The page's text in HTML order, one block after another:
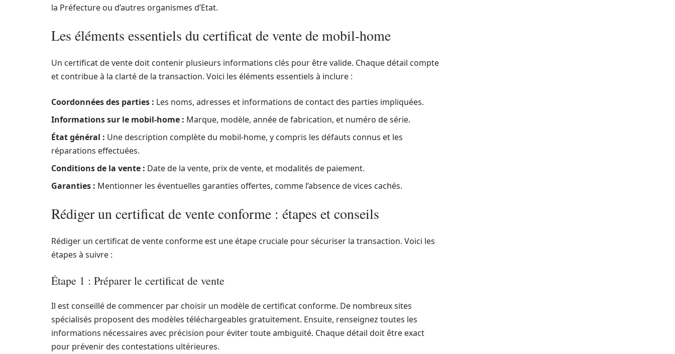
la Préfecture ou d’autres organismes d’Etat.
Les éléments essentiels du certificat de vente de mobil-home
Un certificat de vente doit contenir plusieurs informations clés pour être valide. Chaque détail compte
et contribue à la clarté de la transaction. Voici les éléments essentiels à inclure :
Coordonnées des parties : Les noms, adresses et informations de contact des parties impliquées.
Informations sur le mobil-home : Marque, modèle, année de fabrication, et numéro de série.
État général : Une description complète du mobil-home, y compris les défauts connus et les
réparations effectuées.
Conditions de la vente : Date de la vente, prix de vente, et modalités de paiement.
Garanties : Mentionner les éventuelles garanties offertes, comme l’absence de vices cachés.
Rédiger un certificat de vente conforme : étapes et conseils
Rédiger un certificat de vente conforme est une étape cruciale pour sécuriser la transaction. Voici les
étapes à suivre :
Étape 1 : Préparer le certificat de vente
Il est conseillé de commencer par choisir un modèle de certificat conforme. De nombreux sites
spécialisés proposent des modèles téléchargeables gratuitement. Ensuite, renseignez toutes les
informations nécessaires avec précision pour éviter toute ambiguïté. Chaque détail doit être exact
pour prévenir des contestations ultérieures.